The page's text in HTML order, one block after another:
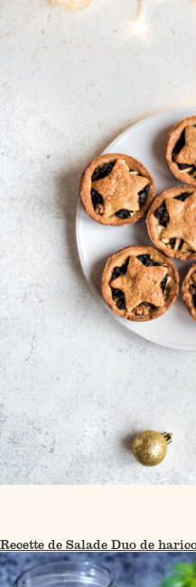
Recette de Salade Duo de